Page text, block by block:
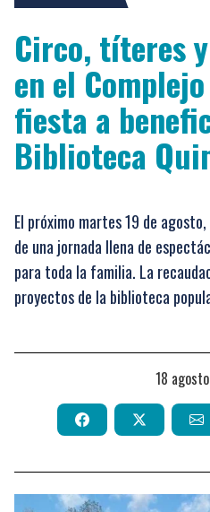
Circo, títeres
en el
fiesta a
Biblioteca
El próximo martes 19 de
de una jornada llena de
para toda la familia. La
proyectos de la biblioteca
18